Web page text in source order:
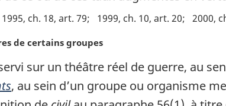
1995, ch. 18, art. 79 1999, ch. 10, art. 20 2000,
de certains groupes
sur un théâtre réel de guerre, au
, au sein d’un groupe ou organisme